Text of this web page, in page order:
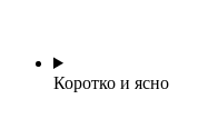
Коротко и ясно